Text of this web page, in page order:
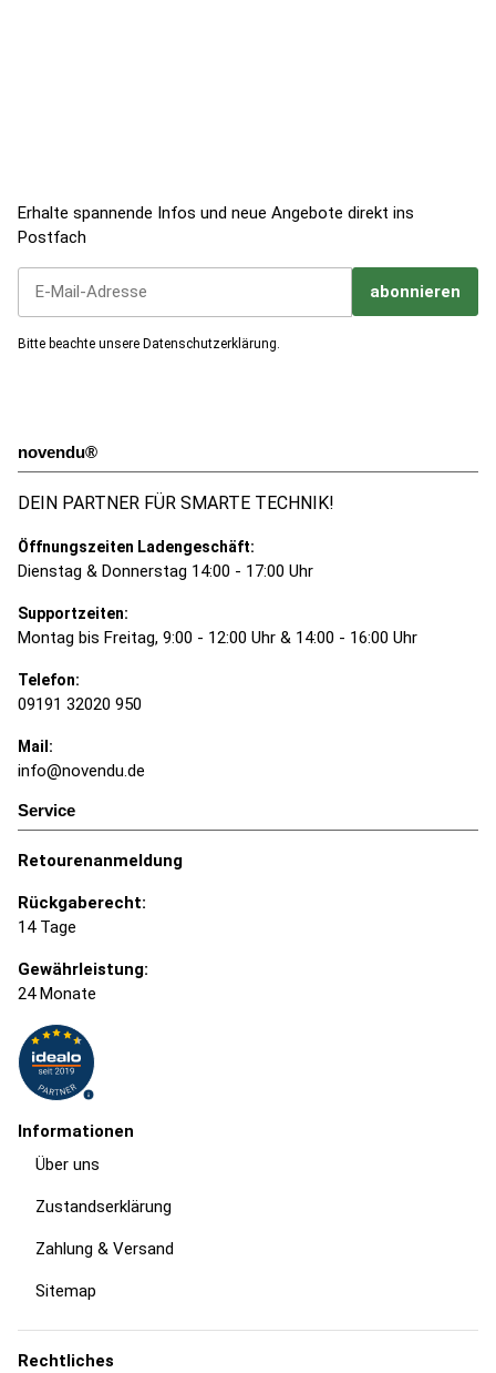
Erhalte spannende Infos und neue Angebote direkt ins
Postfach
abonnieren
Bitte beachte unsere Datenschutzerklärung
novendu®
DEIN PARTNER FÜR SMARTE TECHNIK!
Öffnungszeiten Ladengeschäft:
Dienstag & Donnerstag 14:00 - 17:00 Uhr
Supportzeiten:
Montag bis Freitag, 9:00 - 12:00 Uhr & 14:00 - 16:00 Uhr
Telefon:
09191 32020 950
Mail:
info@novendu.de
Service
Retourenanmeldung
Rückgaberecht:
14 Tage
Gewährleistung:
24 Monate
Informationen
Über uns
Zustandserklärung
Zahlung & Versand
Sitemap
Rechtliches